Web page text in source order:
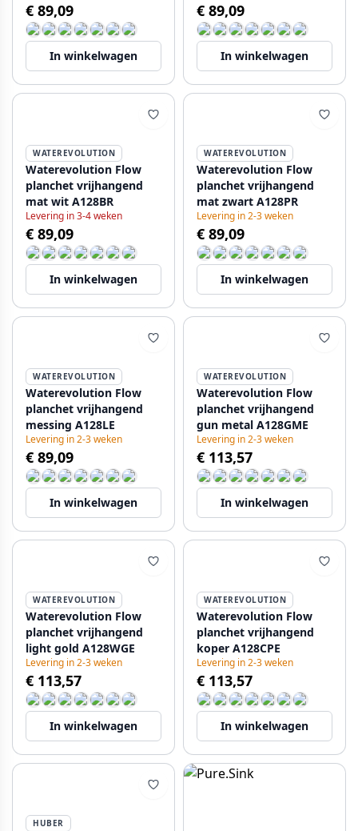
€ 89,09
In winkelwagen
€ 89,09
In winkelwagen
WATEREVOLUTION
Waterevolution Flow
planchet vrijhangend
mat wit A128BR
Levering in 3-4 weken
€ 89,09
In winkelwagen
WATEREVOLUTION
Waterevolution Flow
planchet vrijhangend
mat zwart A128PR
Levering in 2-3 weken
€ 89,09
In winkelwagen
WATEREVOLUTION
Waterevolution Flow
planchet vrijhangend
messing A128LE
Levering in 2-3 weken
€ 89,09
In winkelwagen
WATEREVOLUTION
Waterevolution Flow
planchet vrijhangend
gun metal A128GME
Levering in 2-3 weken
€ 113,57
In winkelwagen
WATEREVOLUTION
Waterevolution Flow
planchet vrijhangend
light gold A128WGE
Levering in 2-3 weken
€ 113,57
In winkelwagen
WATEREVOLUTION
Waterevolution Flow
planchet vrijhangend
koper A128CPE
Levering in 2-3 weken
€ 113,57
In winkelwagen
HUBER